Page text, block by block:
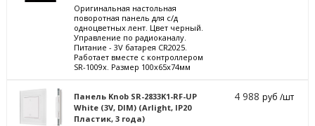
Оригинальная настольная
поворотная панель для с/д
одноцветных лент. Цвет черный.
Управление по радиоканалу.
Питание - 3V батарея CR2025.
Работает вместе с контроллером
SR-1009x. Размер 100х65х74мм
Панель Knob SR-2833K1-RF-UP
White (3V, DIM) (Arlight, IP20
Пластик, 3 года)
4 988руб /шт